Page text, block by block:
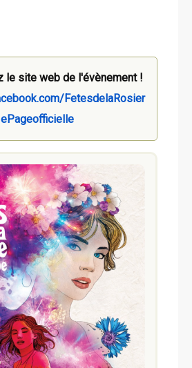
le site web de l'évènement !
FetesdelaRosier
ePageofficielle